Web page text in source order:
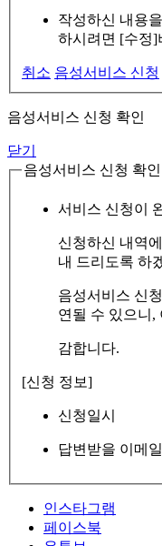
작성하신 내용
하시려면 [수정]
취소 음성서비스 신청
음성서비스 신청 확인
닫기
음성서비스 신청 확인
서비스 신청이
신청하신 내역
내 드리도록 하
음성서비스 신
연될 수 있으니,
감합니다.
[신청 정보]
신청일시
답변받을 이메일
인스타그램
페이스북